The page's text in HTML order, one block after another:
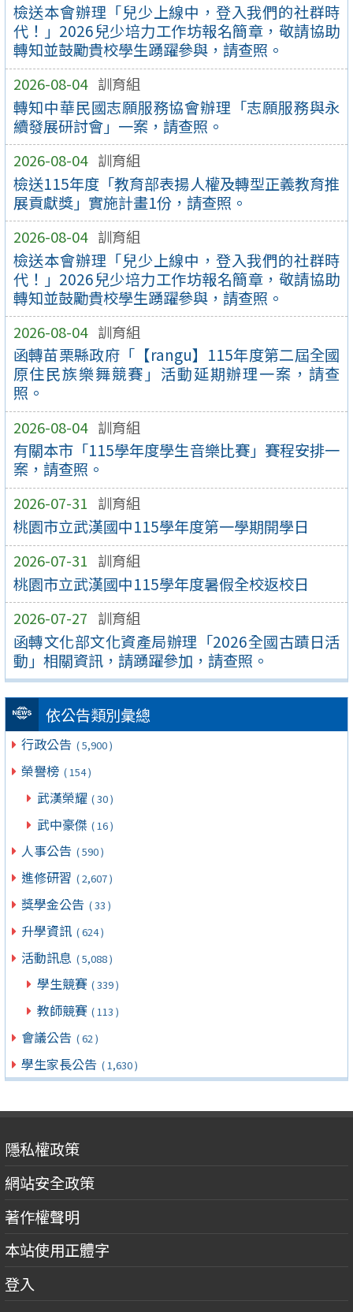
檢送本會辦理「兒少上線中，登入我們的社群時
代！」2026兒少培力工作坊報名簡章，敬請協助
轉知並鼓勵貴校學生踴躍參與，請查照。
2026-08-04 訓育組
轉知中華民國志願服務協會辦理「志願服務與永
續發展研討會」一案，請查照。
2026-08-04 訓育組
檢送115年度「教育部表揚人權及轉型正義教育推
展貢獻獎」實施計畫1份，請查照。
2026-08-04 訓育組
檢送本會辦理「兒少上線中，登入我們的社群時
代！」2026兒少培力工作坊報名簡章，敬請協助
轉知並鼓勵貴校學生踴躍參與，請查照。
2026-08-04 訓育組
函轉苗栗縣政府「【rangu】115年度第二屆全國
原住民族樂舞競賽」活動延期辦理一案，請查
照。
2026-08-04 訓育組
有關本市「115學年度學生音樂比賽」賽程安排一
案，請查照。
2026-07-31 訓育組
桃園市立武漢國中115學年度第一學期開學日
2026-07-31 訓育組
桃園市立武漢國中115學年度暑假全校返校日
2026-07-27 訓育組
函轉文化部文化資產局辦理「2026全國古蹟日活
動」相關資訊，請踴躍參加，請查照。
依公告類別彙總
行政公告 ( 5,900 )
榮譽榜 ( 154 )
武漢榮耀 ( 30 )
武中豪傑 ( 16 )
人事公告 ( 590 )
進修研習 ( 2,607 )
獎學金公告 ( 33 )
升學資訊 ( 624 )
活動訊息 ( 5,088 )
學生競賽 ( 339 )
教師競賽 ( 113 )
會議公告 ( 62 )
學生家長公告 ( 1,630 )
隱私權政策
網站安全政策
著作權聲明
本站使用正體字
登入